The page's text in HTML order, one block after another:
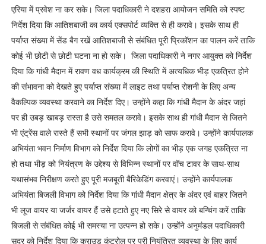
एरिया में प्रवेश ना कर सके। जिला पदाधिकारी ने दशहरा आयोजन समिति को स्पष्ट
निर्देश दिया कि आतिशबाजी का कार्य एक्सपोर्ट व्यक्ति से ही करावे। इसके साथ ही
पर्याप्त संख्या में सेंड बैग रखें आतिशबाजी से संबंधित पूरी प्रिकॉशन का पालन करें ताकि
कोई भी छोटी से छोटी घटना ना हो सके। जिला पदाधिकारी ने नगर आयुक्त को निर्देश
दिया कि गांधी मैदान में रावण वध कार्यक्रम की स्थिति में अत्यधिक भीड़ एकत्रित होने
की संभावना को देखते हुए पर्याप्त संख्या में लाइट तथा पर्याप्त रोशनी के लिए अन्य
वैकल्पिक व्यवस्था करवाने का निर्देश दिए। उन्होंने कहा कि गांधी मैदान के अंदर जहां
पर ही उबड़ खाबड़ रास्ता है उसे समतल करावे। इसके साथ ही गांधी मैदान से जितने
भी एंट्रेंस वाले रास्ते हैं सभी स्थानों पर जंगल झाड़ को साफ करावे। उन्होंने कार्यपालक
अभियंता भवन निर्माण विभाग को निर्देश दिया कि लोगों का भीड़ एक जगह एकत्रित ना
हो तथा भीड़ को नियंत्रण के उद्देश्य से विभिन्न स्थानों पर वॉच टावर के साथ-साथ
यथासंभव निरीक्षण करते हुए पूरी मजबूती बैरिकेडिंग करवाएं। उन्होंने कार्यपालक
अभियंता बिजली विभाग को निर्देश दिया कि गांधी मैदान क्षेत्र के अंदर एवं बाहर जितने
भी लूज वायर या जर्जर वायर हैं उसे हटाते हुए नए सिरे से वायर को बन्चिंग करें ताकि
बिजली से संबंधित कोई भी समस्या ना उत्पन्न हो सके। उन्होंने अनुमंडल पदाधिकारी
सदर को निर्देश दिया कि क्राउड कंट्रोल पर पूरी नियंत्रित व्यवस्था के लिए कार्य